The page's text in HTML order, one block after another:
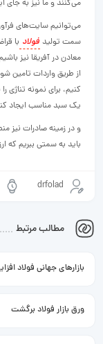
می‌کنند و ما نیز به جای
می‌توانیم سایت‌‌های
سمت تولید فولاد با
معادن در آفریقا نیز
از طریق واردات تامین
کنیم، برای نمونه
یک سبد مناسب ایجاد
و در زمینه صادرات نیز
باید به سمتی ببریم که
drfolad
مطالب مرتبط
بازارهای جهانی فولاد
ورق بازار فولاد برگشت